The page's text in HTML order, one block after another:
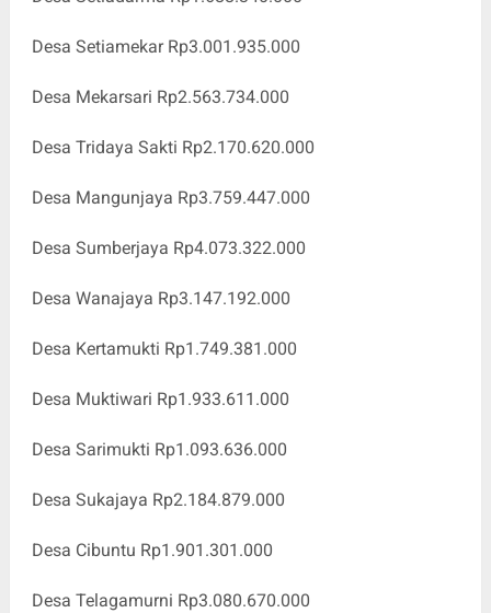
Desa Setiamekar Rp3.001.935.000
Desa Mekarsari Rp2.563.734.000
Desa Tridaya Sakti Rp2.170.620.000
Desa Mangunjaya Rp3.759.447.000
Desa Sumberjaya Rp4.073.322.000
Desa Wanajaya Rp3.147.192.000
Desa Kertamukti Rp1.749.381.000
Desa Muktiwari Rp1.933.611.000
Desa Sarimukti Rp1.093.636.000
Desa Sukajaya Rp2.184.879.000
Desa Cibuntu Rp1.901.301.000
Desa Telagamurni Rp3.080.670.000